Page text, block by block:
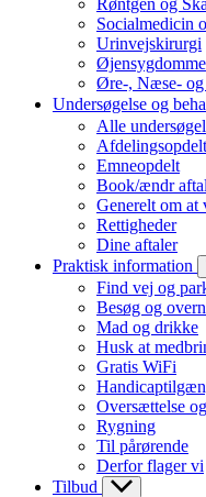
Røntgen og
Socialmedicin
Urinvejskirurgi
Øjensygdomme
Øre-, Næse-
Undersøgelse og
Alle
Afdelingsopdelt
Emneopdelt
Book/ændr
Generelt om at
Rettigheder
Dine aftaler
Praktisk information
Find vej og
Besøg og
Mad og drikke
Husk at
Gratis WiFi
Oversættelse
Rygning
Til pårørende
Derfor flager vi
Tilbud